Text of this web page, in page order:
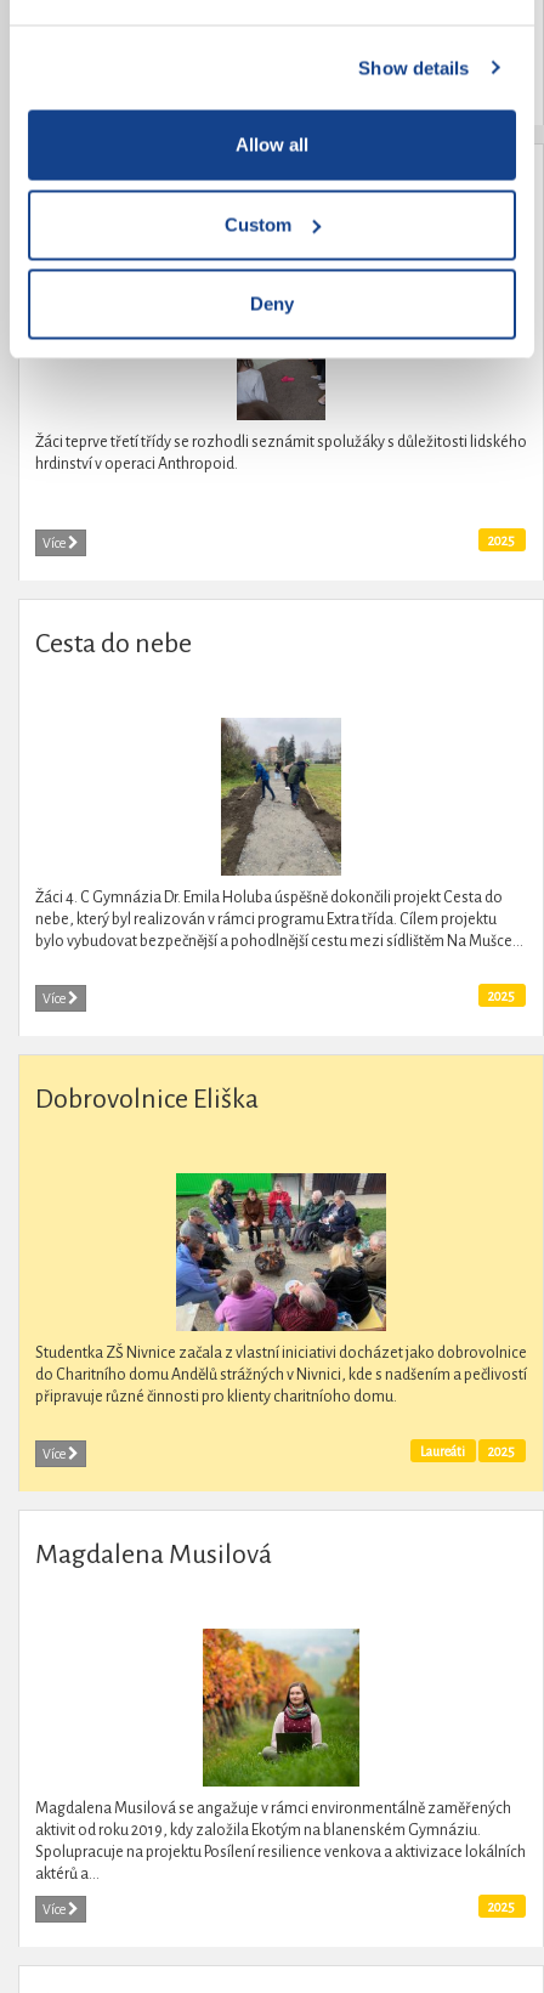
Show details
Allow all
Custom
Deny
Seznámení s hrdinstvím Anthropoid
Žáci teprve třetí třídy se rozhodli seznámit spolužáky s důležitosti lidského
hrdinství v operaci Anthropoid.
Více 2025
Cesta do nebe
Žáci 4. C Gymnázia Dr. Emila Holuba úspěšně dokončili projekt Cesta do
nebe, který byl realizován v rámci programu Extra třída. Cílem projektu
bylo vybudovat bezpečnější a pohodlnější cestu mezi sídlištěm Na Mušce...
Více 2025
Dobrovolnice Eliška
Studentka ZŠ Nivnice začala z vlastní iniciativi docházet jako dobrovolnice
do Charitního domu Andělů strážných v Nivnici, kde s nadšením a pečlivostí
připravuje různé činnosti pro klienty charitníoho domu.
Více 2025
Laureáti
Magdalena Musilová
Magdalena Musilová se angažuje v rámci environmentálně zaměřených
aktivit od roku 2019, kdy založila Ekotým na blanenském Gymnáziu.
Spolupracuje na projektu Posílení resilience venkova a aktivizace lokálních
aktérů a...
Více 2025